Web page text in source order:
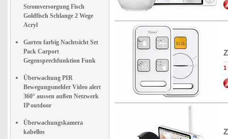
Stromversorgung Fisch
Goldfisch Schlange 2 Wege
Acryl
Garten farbig Nachtsicht Set
Pack Carport
Gegensprechfunktion Funk
Überwachung PIR
Bewegungsmelder Video alert
360° aussen außen Netzwerk
IP outdoor
Überwachungskamera
kabellos
1